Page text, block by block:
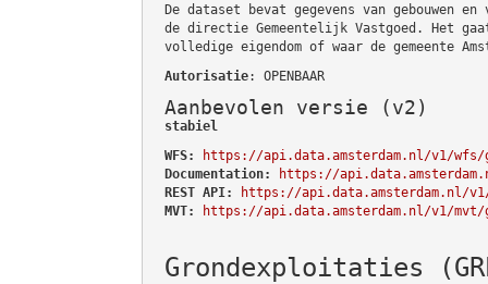
De dataset bevat gegevens van gebouwen
de directie Gemeentelijk Vastgoed. Het
volledige eigendom of waar de gemeente
Autorisatie: OPENBAAR
Aanbevolen versie (v2)
stabiel
WFS:
https://api.data.amsterdam.nl/v1/wfs/
Documentation:
https://
REST API:
https://api.data.amsterdam.nl/
MVT:
https://api.data.amsterdam.nl/v1/mvt/
Grondexploitaties